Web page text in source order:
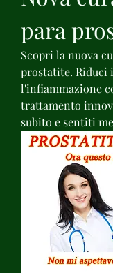
para
Scopri la nuova
prostatite. Riduci
l'infiammazione
trattamento
subito e sentiti